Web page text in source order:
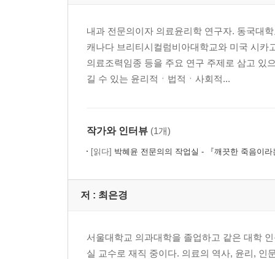
내과 전문의이자 의료윤리학 연구자. 동국대
캐나다 브리티시컬럼비아대학교와 미국 시
의료조력임종 등을 주요 연구 주제로 삼고 있
길 수 있는 윤리적ㆍ법적ㆍ사회적...
작가와 인터뷰 (1개)
[읽다] 박혜윤 전문의의 작업실 - 『깨끗한 죽음이
저 : 최은경
서울대학교 의과대학을 졸업하고 같은 대학
실 교수로 재직 중이다. 의료의 역사, 윤리, 인